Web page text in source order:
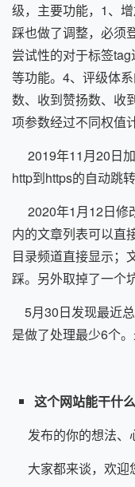
级，主要功能，1、
踩也做了调整，必须
尝试性的对于标签
等功能。4、评级体
数、收到赞扬数、收
项参数经过不同权值
2019年11月20日
http到https的自动跳转
2020年1月12日修
内的文章列表可以直
目录频道直接显示；
踩。另外取掉了一个
5月30日发现最近
是做了处理最少6个
这个网站能干什么
发布的你的想法、
大家都来谈，欢迎